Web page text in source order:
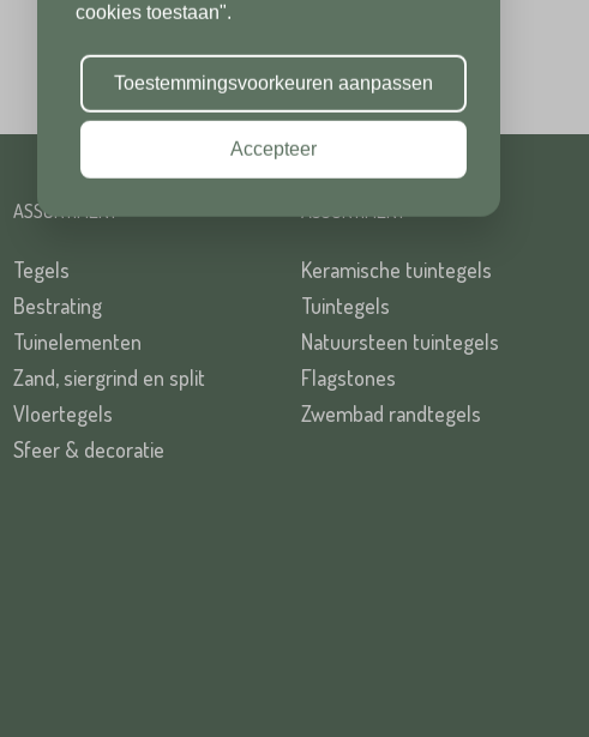
Plaats*
ASSORTIMENT
Tegels
Bestrating
Tuinelementen
Zand, siergrind en split
Vloertegels
Sfeer & decoratie
ASSORTIMENT
Keramische tuintegels
Tuintegels
Natuursteen tuintegels
Flagstones
Zwembad randtegels
cookies toestaan".
Toestemmingsvoorkeuren aanpassen
Accepteer